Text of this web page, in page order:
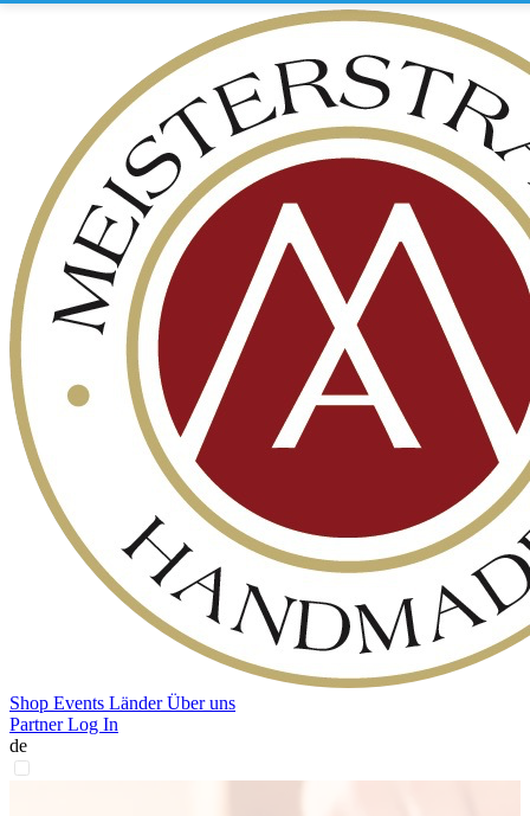
Shop Events LänderÜber uns
Partner Log In
de